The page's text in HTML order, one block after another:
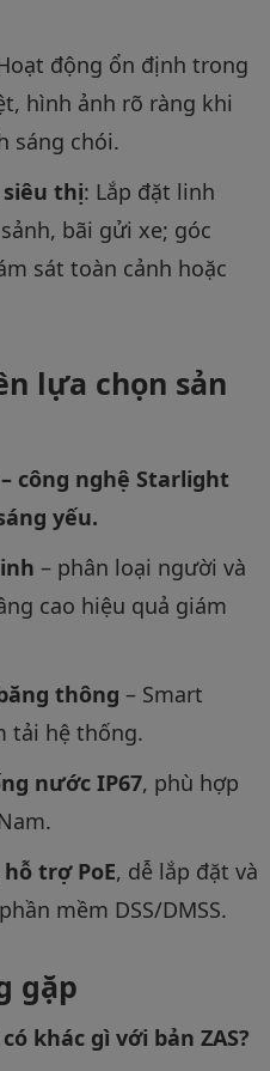
động ổn định trong
hình ảnh rõ ràng khi
sáng chói.
thị: Lắp đặt linh
bãi gửi xe; góc
sát toàn cảnh hoặc
lựa chọn sản
công nghệ Starlight
yếu.
– phân loại người và
cao hiệu quả giám
thông – Smart
tải hệ thống.
nước IP67, phù hợp
trợ PoE, dễ lắp đặt và
mềm DSS/DMSS.
gặp
có khác gì với bản ZAS?